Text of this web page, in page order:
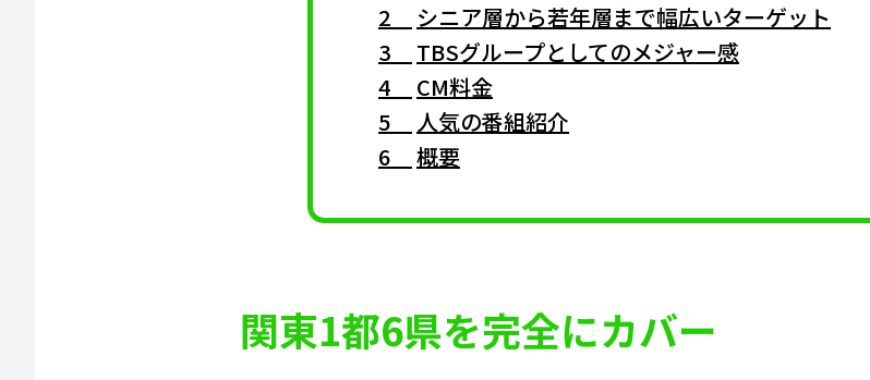
シニア層から若年層まで幅広いターゲット
TBSグループとしてのメジャー感
CM料金
人気の番組紹介
概要
関東1都6県を完全にカバー